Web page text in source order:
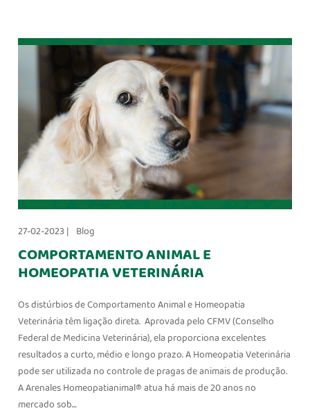
27-02-2023 | Blog
COMPORTAMENTO ANIMAL E
HOMEOPATIA VETERINÁRIA
Os distúrbios de Comportamento Animal e Homeopatia
Veterinária têm ligação direta. Aprovada pelo CFMV (Conselho
Federal de Medicina Veterinária), ela proporciona excelentes
resultados a curto, médio e longo prazo. A Homeopatia Veterinária
pode ser utilizada no controle de pragas de animais de produção.
A Arenales Homeopatianimal® atua há mais de 20 anos no
mercado sob…